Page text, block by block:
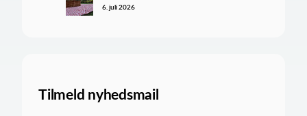
6. juli 2026
Tilmeld nyhedsmail